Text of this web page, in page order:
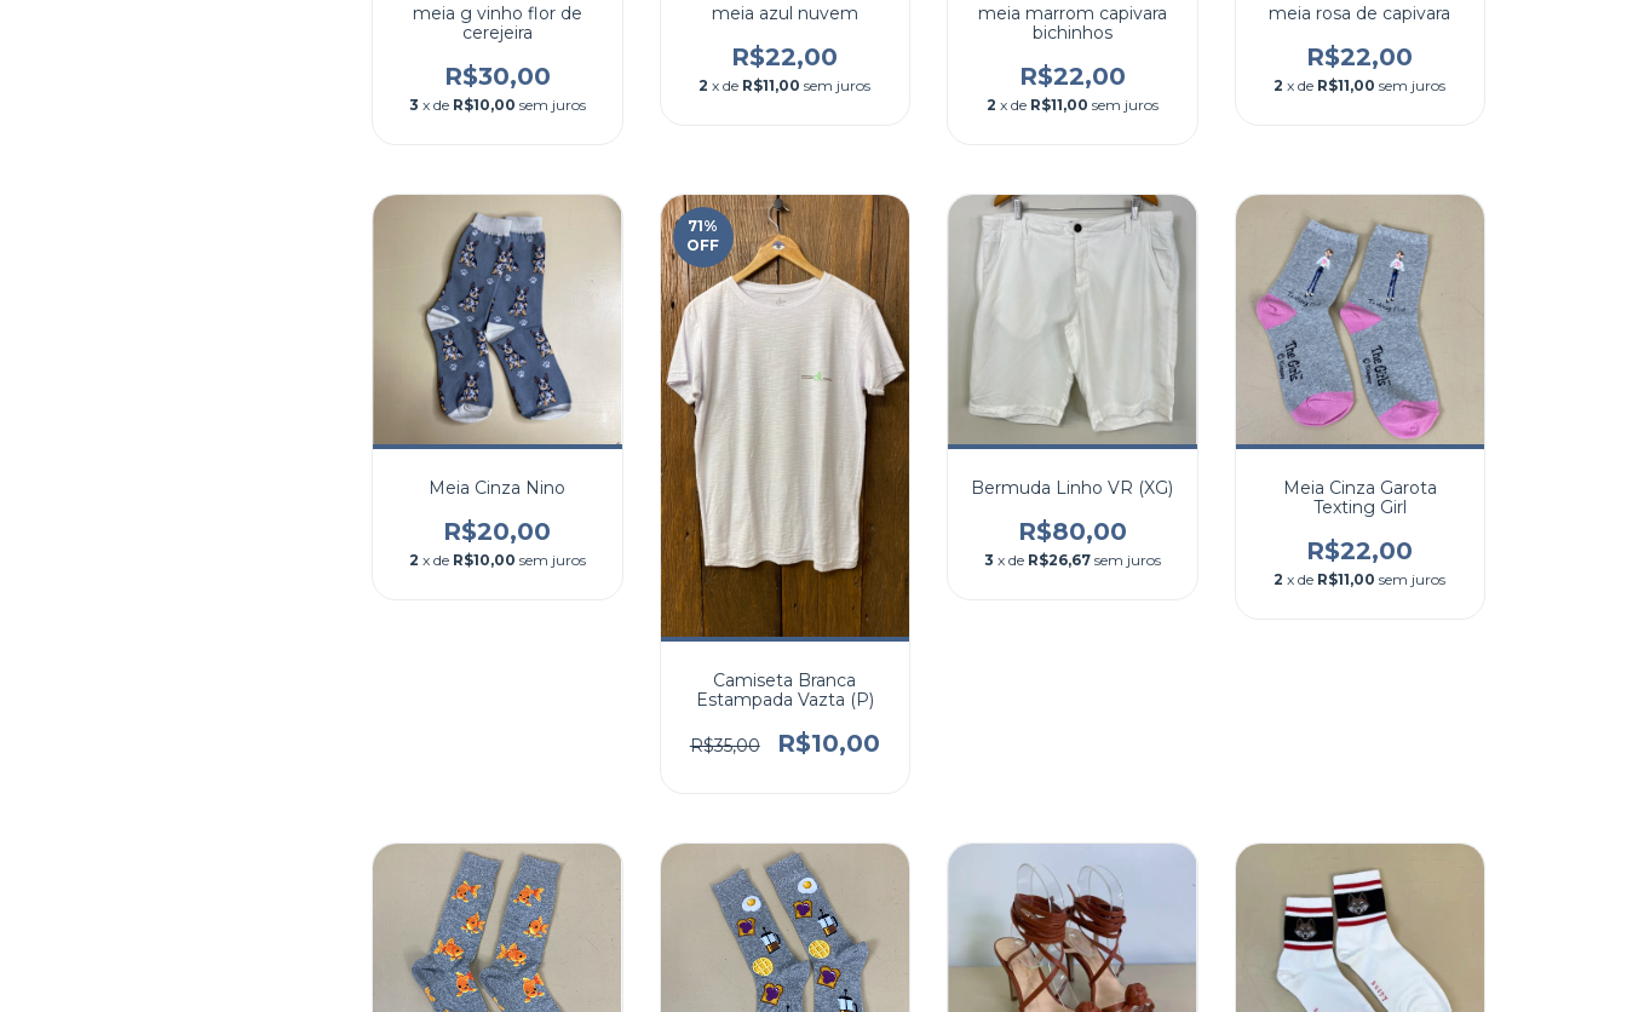
meia g vinho flor de
cerejeira
R$30,00
3 x de R$10,00 sem juros
meia azul nuvem
R$22,00
2 x de R$11,00 sem juros
meia marrom capivara
bichinhos
R$22,00
2 x de R$11,00 sem juros
meia rosa de capivara
R$22,00
2 x de R$11,00 sem juros
Meia Cinza Nino
R$20,00
2 x de R$10,00 sem juros
71%
OFF
Camiseta Branca
Estampada Vazta (P)
R$35,00 R$10,00
Bermuda Linho VR (XG)
R$80,00
3 x de R$26,67 sem juros
Meia Cinza Garota
Texting Girl
R$22,00
2 x de R$11,00 sem juros